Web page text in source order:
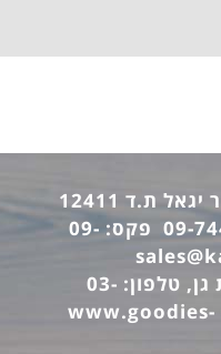
ק.א שוקולד בע"מ, בזלת 3 צור יגאל ת.ד 12411
מיקוד: 44862, טלפון: 09-7440473 פקס: 09-
חנות היבואן: ביאליק 50, רמת גן, טלפון: 03-
www.goodies-